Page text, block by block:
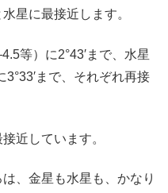
星に最接近します。
等）に2°43′まで、水星
まで、それぞれ再接
近しています。
、金星も水星も、かなり